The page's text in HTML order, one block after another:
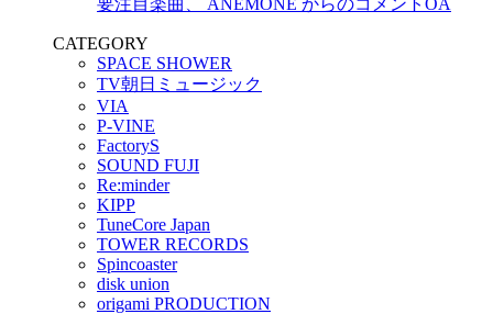
要注目楽曲、 ANEMONÉ からのコメントOA
CATEGORY
SPACE SHOWER
TV朝日ミュージック
VIA
P-VINE
FactoryS
SOUND FUJI
Re:minder
KIPP
TuneCore Japan
TOWER RECORDS
Spincoaster
disk union
origami PRODUCTION